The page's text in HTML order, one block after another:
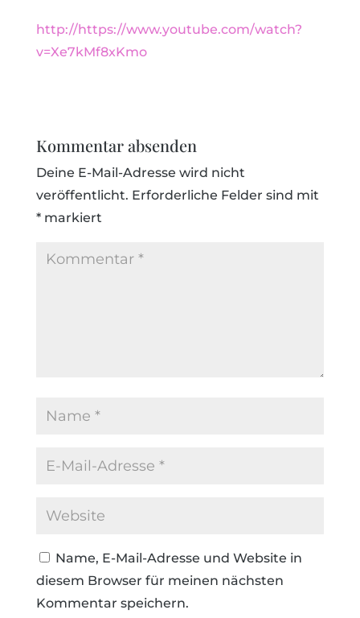
http://https://www.youtube.com/watch?
v=Xe7kMf8xKmo
Kommentar absenden
Deine E-Mail-Adresse wird nicht
veröffentlicht. Erforderliche Felder sind mit
*markiert
Name, E-Mail-Adresse und Website in
diesem Browser für meinen nächsten
Kommentar speichern.